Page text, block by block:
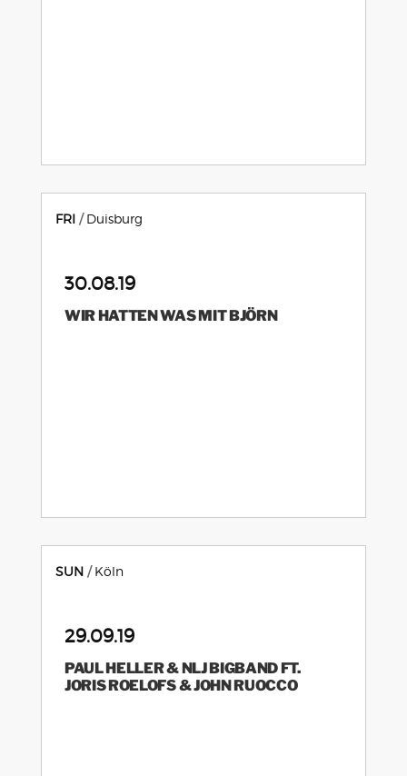
FRI Duisburg
30.08.19
WIR HATTEN WAS MIT BJÖRN
SUN Köln
29.09.19
PAUL HELLER & NLJ BIGBAND FT.
JORIS ROELOFS & JOHN RUOCCO